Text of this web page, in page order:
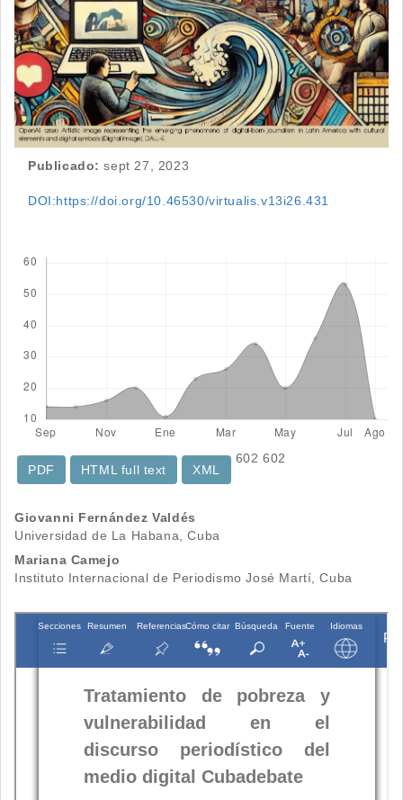
Publicado: sept 27, 2023
DOI:https://doi.org/10.46530/virtualis.v13i26.431
602
PDF
602
HTML full text
XML
Contenido
principal
del
artículo
Giovanni Fernández Valdés
Universidad de La Habana, Cuba
Mariana Camejo
Instituto Internacional de Periodismo José Martí, Cuba